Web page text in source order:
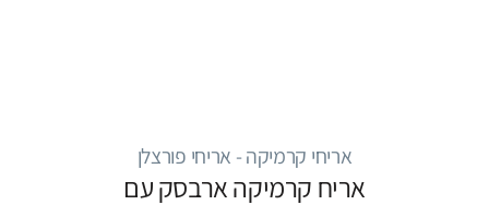
אריחי קרמיקה - אריחי פורצלן
אריח קרמיקה ארבסק עם